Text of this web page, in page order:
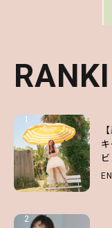
1
2
1
2
1
2